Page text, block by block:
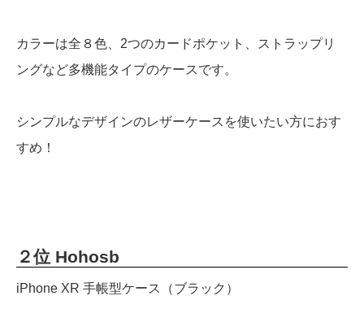
カラーは全８色、2つのカードポケット、ストラップリ
ングなど多機能タイプのケースです。
シンプルなデザインのレザーケースを使いたい方におす
すめ！
２位 Hohosb
iPhone XR 手帳型ケース（ブラック）